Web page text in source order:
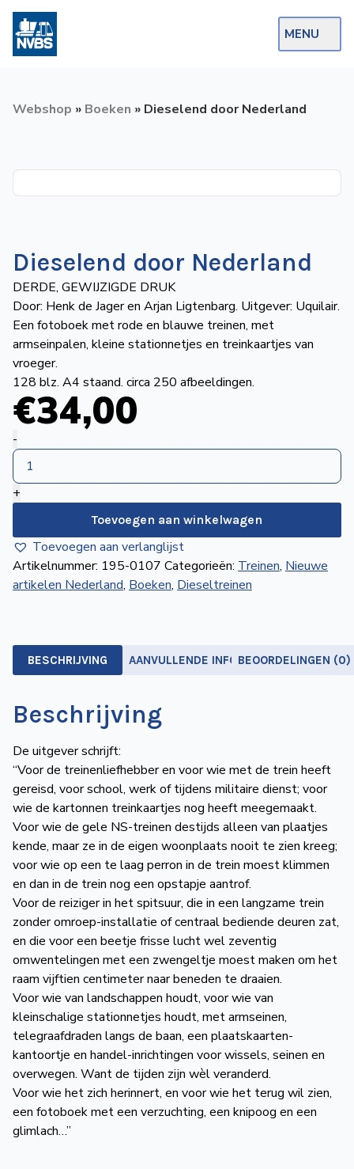
MENU
Op de Rails
Actueel
Ons
aanbod
Over
de
NVBS
Wegwijzer
Mijn
NVBS
Webshop » Boeken » Dieselend door Nederland
Dieselend door Nederland
DERDE, GEWIJZIGDE DRUK
Door: Henk de Jager en Arjan Ligtenbarg. Uitgever: Uquilair.
Een fotoboek met rode en blauwe treinen, met
armseinpalen, kleine stationnetjes en treinkaartjes van
vroeger.
128 blz. A4 staand. circa 250 afbeeldingen.
€34,00
Dieselend
door
Nederland
aantal
-
+
Toevoegen aan winkelwagen
Toevoegen aan verlanglijst
Artikelnummer: 195-0107 Categorieën: Treinen, Nieuwe
artikelen Nederland, Boeken, Dieseltreinen
BESCHRIJVING AANVULLENDE INFORMATIEBEOORDELINGEN (0)
Beschrijving
De uitgever schrijft:
“Voor de treinenliefhebber en voor wie met de trein heeft
gereisd, voor school, werk of tijdens militaire dienst; voor
wie de kartonnen treinkaartjes nog heeft meegemaakt.
Voor wie de gele NS-treinen destijds alleen van plaatjes
kende, maar ze in de eigen woonplaats nooit te zien kreeg;
voor wie op een te laag perron in de trein moest klimmen
en dan in de trein nog een opstapje aantrof.
Voor de reiziger in het spitsuur, die in een langzame trein
zonder omroep-installatie of centraal bediende deuren zat,
en die voor een beetje frisse lucht wel zeventig
omwentelingen met een zwengeltje moest maken om het
raam vijftien centimeter naar beneden te draaien.
Voor wie van landschappen houdt, voor wie van
kleinschalige stationnetjes houdt, met armseinen,
telegraafdraden langs de baan, een plaatskaarten-
kantoortje en handel-inrichtingen voor wissels, seinen en
overwegen. Want de tijden zijn wèl veranderd.
Voor wie het zich herinnert, en voor wie het terug wil zien,
een fotoboek met een verzuchting, een knipoog en een
glimlach…”